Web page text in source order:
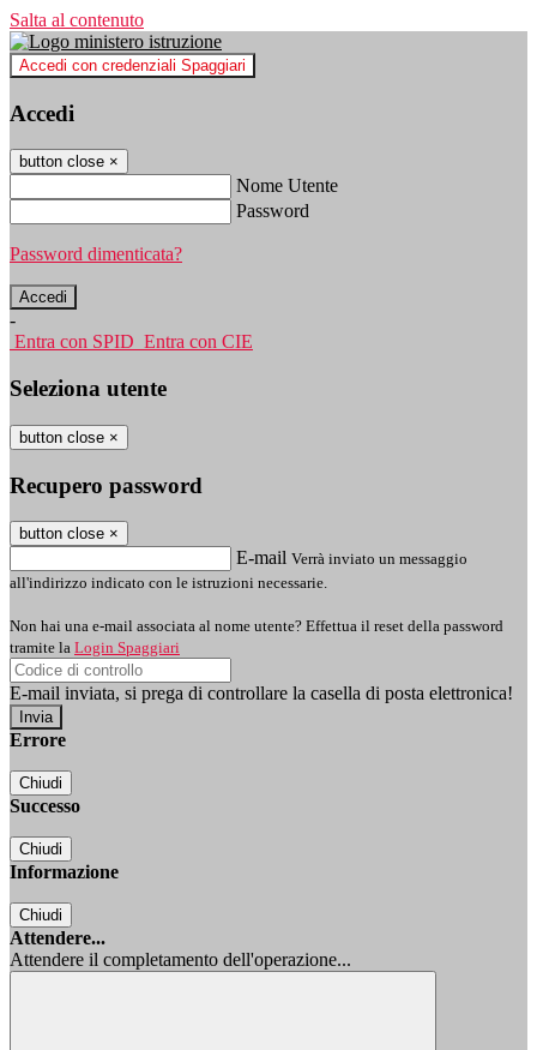
Salta al contenuto
Accedi con credenziali Spaggiari
Accedi
button close ×
Nome Utente
Password
Password dimenticata?
-
Entra con SPID Entra con CIE
Seleziona utente
button close ×
Recupero password
button close ×
E-mail Verrà inviato un messaggio
all'indirizzo indicato con le istruzioni necessarie.
Non hai una e-mail associata al nome utente? Effettua il reset della password
tramite la Login Spaggiari
E-mail inviata, si prega di controllare la casella di posta elettronica!
Errore
Chiudi
Successo
Chiudi
Informazione
Chiudi
Attendere...
Attendere il completamento dell'operazione...